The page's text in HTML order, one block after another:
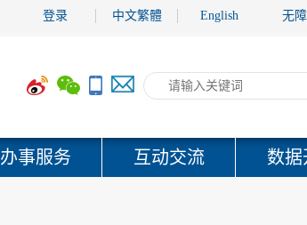
登录 中文繁體 English 无
办事服务 互动交流 数据